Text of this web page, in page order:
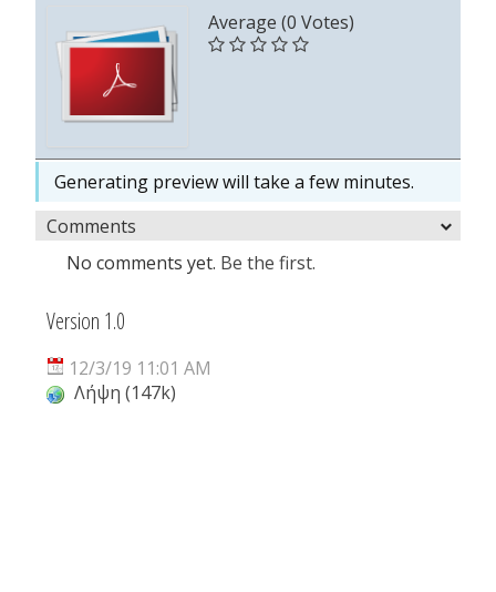
Average (0 Votes)
Generating preview will take a few minutes.
Comments
No comments yet. Be the first.
Version 1.0
12/3/19 11:01 AM
Λήψη (147k)